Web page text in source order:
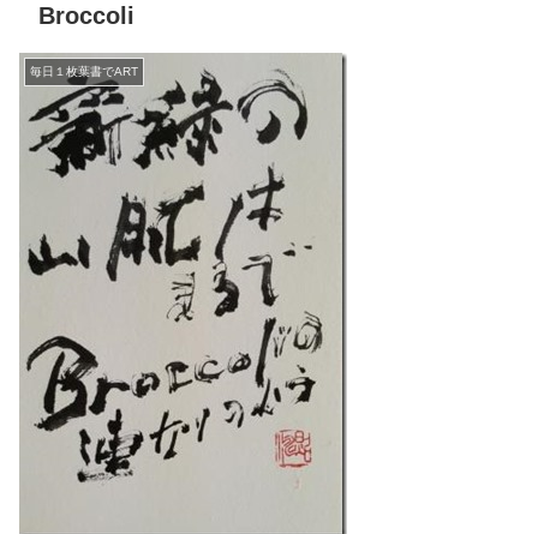
Broccoli
毎日１枚葉書でART